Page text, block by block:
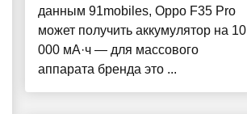
данным 91mobiles, Oppo F35 Pro
может получить аккумулятор на 10
000 мА·ч — для массового
аппарата бренда это ...